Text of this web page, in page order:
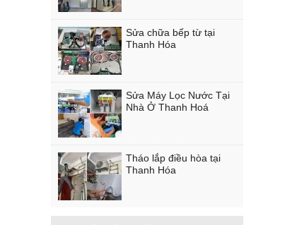
Sửa chữa bếp từ tại
Thanh Hóa
Sửa Máy Lọc Nước Tại
Nhà Ở Thanh Hoá
Tháo lắp điều hòa tại
Thanh Hóa